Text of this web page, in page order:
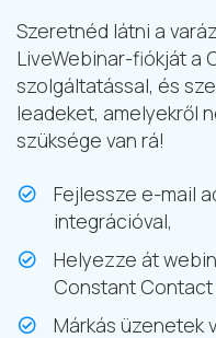
Szeretnéd látni a
LiveWebinar-fiókját a
szolgáltatással, és
leadeket, amelyekről
szüksége van rá!
Fejlessze e-mail
integrációval,
Helyezze át
Constant Contact
Márkás üzenetek